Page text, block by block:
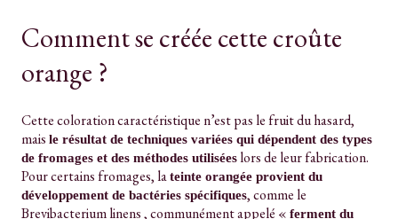
Comment se créée cette croûte
orange ?
Cette coloration caractéristique n’est pas le fruit du hasard,
mais le résultat de techniques variées qui dépendent des types
de fromages et des méthodes utilisées lors de leur fabrication.
Pour certains fromages, lateinte orangée provient du
développement de bactéries spécifiques, comme le
Brevibacterium linens , communément appelé « ferment du